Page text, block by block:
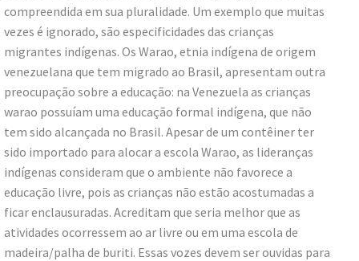
compreendida em sua pluralidade. Um exemplo que muitas
vezes é ignorado, são especificidades das crianças
migrantes indígenas. Os Warao, etnia indígena de origem
venezuelana que tem migrado ao Brasil, apresentam outra
preocupação sobre a educação: na Venezuela as crianças
warao possuíam uma educação formal indígena, que não
tem sido alcançada no Brasil. Apesar de um contêiner ter
sido importado para alocar a escola Warao, as lideranças
indígenas consideram que o ambiente não favorece a
educação livre, pois as crianças não estão acostumadas a
ficar enclausuradas. Acreditam que seria melhor que as
atividades ocorressem ao ar livre ou em uma escola de
madeira/palha de buriti. Essas vozes devem ser ouvidas para